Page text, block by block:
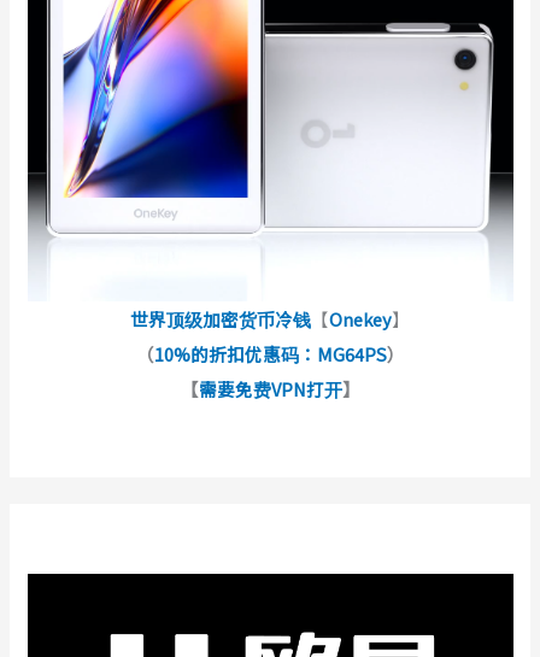
世界顶级加密货币冷钱 【Onekey】
（10%的折扣优惠码：MG64PS）
【需要免费VPN打开】